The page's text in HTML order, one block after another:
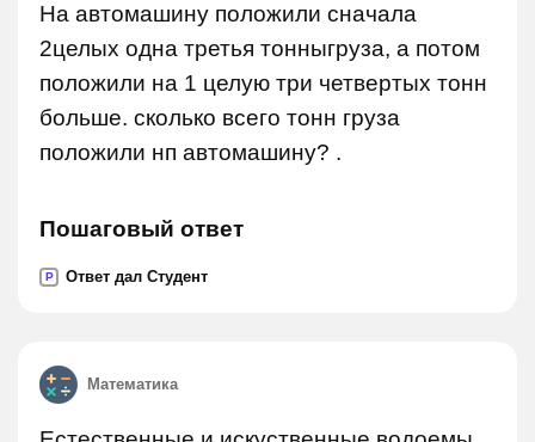
На автомашину положили сначала
2целых одна третья тонныгруза, а потом
положили на 1 целую три четвертых тонн
больше. сколько всего тонн груза
положили нп автомашину? .
Пошаговый ответ
P Ответ дал Студент
Математика